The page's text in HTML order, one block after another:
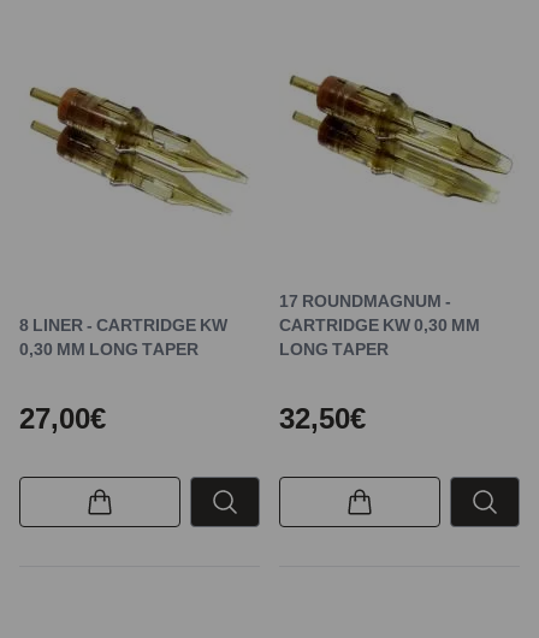
8 LINER - CARTRIDGE KW
0,30 MM LONG TAPER
27,00€
17 ROUNDMAGNUM -
CARTRIDGE KW 0,30 MM
LONG TAPER
32,50€